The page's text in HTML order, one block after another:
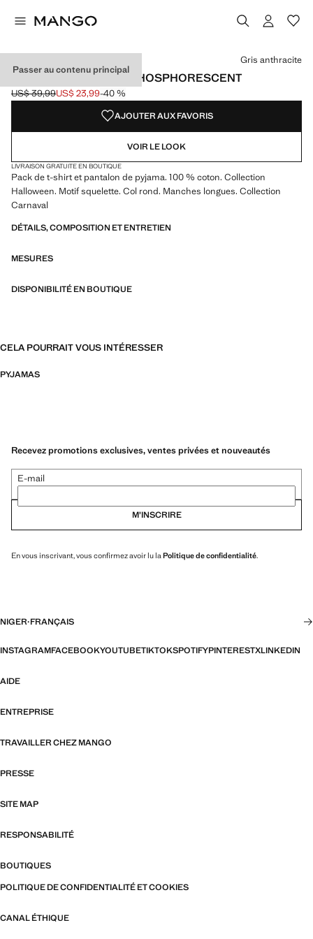
Passer au contenu principal
PYJAMA SQUELETTE PHOSPHORESCENT
Prix initial barré [US$ 39,99 ]
US$ 39,99
Prix actuel [US$ 23,99 ]
US$ 23,99-40 %
Choisissez une couleur
Couleur Gris anthracite sélectionnée
Gris anthracite
AJOUTER AUX FAVORIS
VOIR LE LOOK
LIVRAISON GRATUITE EN BOUTIQUE
Pack de t-shirt et pantalon de pyjama. 100 % coton. Collection
Halloween. Motif squelette. Col rond. Manches longues. Collection
Carnaval
DÉTAILS, COMPOSITION ET ENTRETIEN
MESURES
DISPONIBILITÉ EN BOUTIQUE
CELA POURRAIT VOUS INTÉRESSER
PYJAMAS
Recevez promotions exclusives, ventes privées et nouveautés
E-mail
M’INSCRIRE
En vous inscrivant, vous confirmez avoir lu la Politique de confidentialité.
NIGER·FRANÇAIS
INSTAGRAMFACEBOOKYOUTUBETIKTOKSPOTIFYPINTERESTXLINKEDIN
AIDE
ENTREPRISE
TRAVAILLER CHEZ MANGO
PRESSE
SITE MAP
RESPONSABILITÉ
BOUTIQUES
POLITIQUE DE CONFIDENTIALITÉ ET COOKIES
CANAL ÉTHIQUE